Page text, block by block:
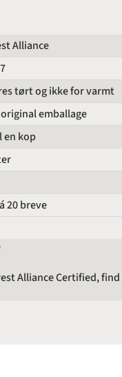
Alliance
tørt og ikke for varmt
emballage
en kop
20 breve
Alliance Certified,